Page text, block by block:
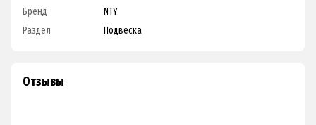
Бренд
NTY
Раздел
Подвеска
Отзывы